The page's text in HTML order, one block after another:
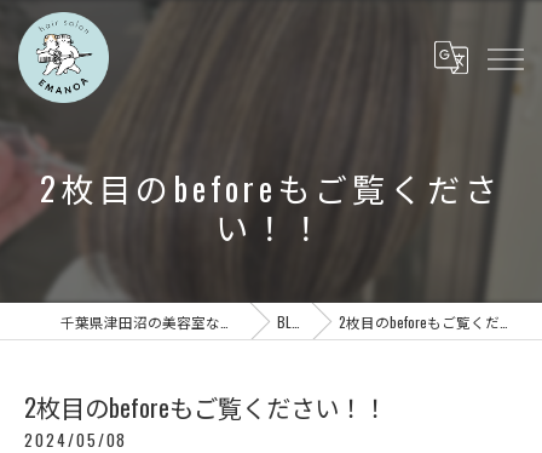
2枚目のbeforeもご覧くださ
い！！
BLOG 2枚目のbeforeもご覧ください！！
2枚目のbeforeもご覧ください！！
2024/05/08